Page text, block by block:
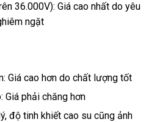
36.000V): Giá cao nhất do yêu
ngặt
Giá cao hơn do chất lượng tốt
Giá phải chăng hơn
độ tinh khiết cao su cũng ảnh